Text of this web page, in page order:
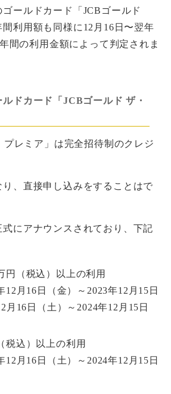
ールドカード「JCBゴールド
利用額も同様に12月16日〜翌年
間の利用金額によって判定されま
ドカード「JCBゴールド ザ・
プレミア」は完全招待制のクレジ
、直接申し込みをすることはで
にアナウンスされており、下記
円（税込）以上の利用
12月16日（金）～2023年12月15日
月16日（土）～2024年12月15日
税込）以上の利用
12月16日（土）～2024年12月15日